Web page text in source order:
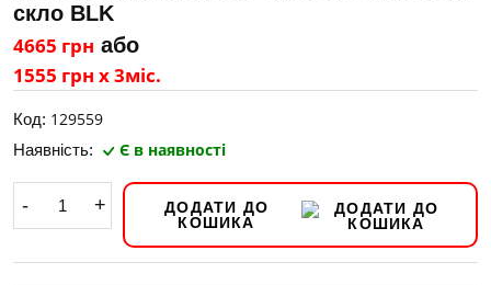
скло BLK
4665 грн або
1555 грн х 3міс.
Код: 129559
Наявність: Є в наявності
- +
ДОДАТИ ДО
КОШИКА